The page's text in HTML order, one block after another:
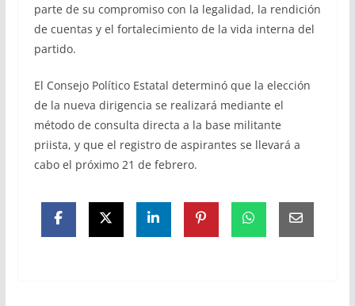
parte de su compromiso con la legalidad, la rendición
de cuentas y el fortalecimiento de la vida interna del
partido.
El Consejo Político Estatal determinó que la elección
de la nueva dirigencia se realizará mediante el
método de consulta directa a la base militante
priista, y que el registro de aspirantes se llevará a
cabo el próximo 21 de febrero.